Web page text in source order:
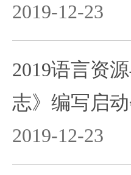
2019-12-23
2019语言资
志》编写启
2019-12-23